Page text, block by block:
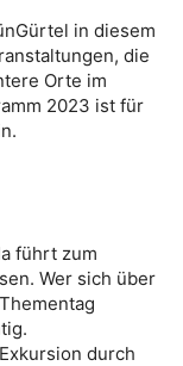
in diesem
die
Orte im
2023 ist für
führt zum
Wer sich über
durch